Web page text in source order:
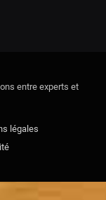
entre experts et
légales